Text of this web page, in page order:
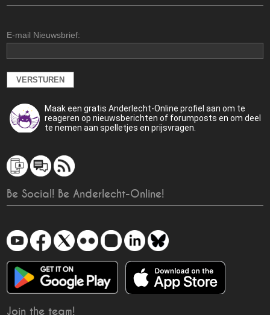
E-mail Nieuwsbrief:
Maak een gratis Anderlecht-Online profiel aan om te
reageren op nieuwsberichten of forumposts en om deel
te nemen aan spelletjes en prijsvragen.
Be Social! Be Anderlecht-Online!
Join the team!